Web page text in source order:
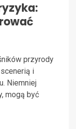
przyrody
i
Niemniej
mogą być